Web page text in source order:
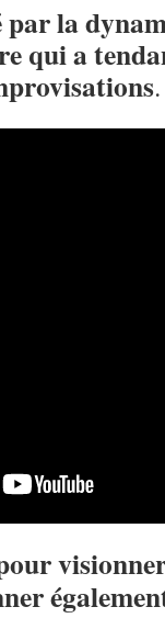
la
qui a
.